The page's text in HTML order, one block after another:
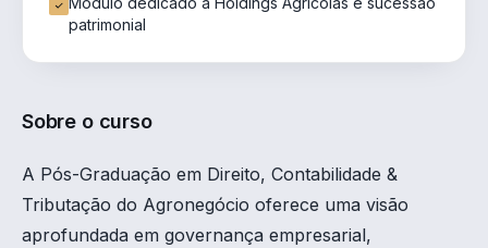
patrimonial
Sobre o curso
A Pós-Graduação em Direito, Contabilidade &
Tributação do Agronegócio oferece uma visão
aprofundada em governança empresarial,